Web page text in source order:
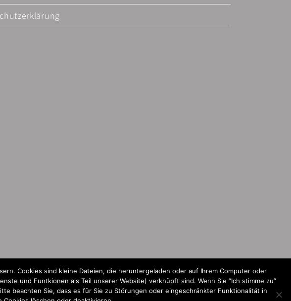
Cookies sind kleine Dateien, die heruntergeladen oder auf Ihrem Computer oder
und Funtkionen als Teil unserer Website) verknüpft sind. Wenn Sie ”Ich stimme zu”
beachten Sie, dass es für Sie zu Störungen oder eingeschränkter Funktionalität in